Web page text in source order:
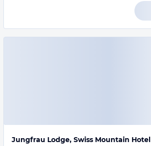
Jungfrau Lodge, Swiss Mountain Hotel